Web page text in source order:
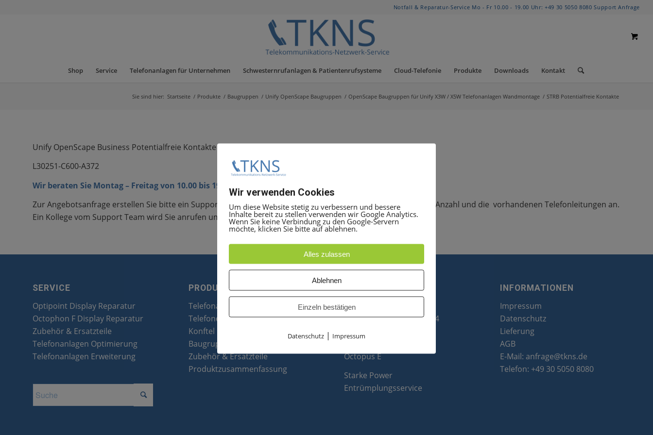
Notfall & Reparatur-Service Mo - Fr 10.00 - 19.00 Uhr: +49 30 5050 8080 Support Anfrage
Shop Service Telefonanlagen für Unternehmen Schwesternrufanlagen & Patientenrufsysteme Cloud-Telefonie Produkte Downloads Kontakt
Sie sind hier: Startseite / Produkte / Baugruppen / Unify OpenScape Baugruppen / OpenScape Baugruppen für Unify X3W / X5W Telefonanlagen Wandmontage / STRB Potentialfreie Kontakte
Unify OpenScape Business Potentialfreie Kontakte (STRB Aktoren/Sensoren)
L30251-C600-A372
Wir beraten Sie Montag – Freitag von 10.00 bis 19:00 Uhr Uhr unter +49.30.5050 8080
Zur Angebotsanfrage erstellen Sie bitte ein Support TicketAngebot anfordern, geben Sie dort die Mittarbeiter Anzahl und die vorhandenen Telefonleitungen an.
Ein Kollege vom Support Team wird Sie anrufen um alles weitere zu besprechen.
SERVICE
Optipoint Display Reparatur
Octophon F Display Reparatur
Zubehör & Ersatzteile
Telefonanlagen Optimierung
Telefonanlagen Erweiterung
PRODUKTE
Telefonanlagen
Telefone
Konftel Konferenztelefone
Baugruppen
Zubehör & Ersatzteile
Produktzusammenfassung
PARTNER
optiPoint 500
Telefonanlagen Service 24
Octopus E
Starke Power
Entrümplungsservice
INFORMATIONEN
Impressum
Datenschutz
Lieferung
AGB
E-Mail: anfrage@tkns.de
Telefon: +49 30 5050 8080
Wir verwenden Cookies
Um diese Website stetig zu verbessern und bessere
Inhalte bereit zu stellen verwenden wir Google Analytics.
Wenn Sie keine Verbindung zu den Google-Servern
möchte, klicken Sie bitte auf ablehnen.
Alles zulassen
Ablehnen
Einzeln bestätigen
Datenschutz | Impressum